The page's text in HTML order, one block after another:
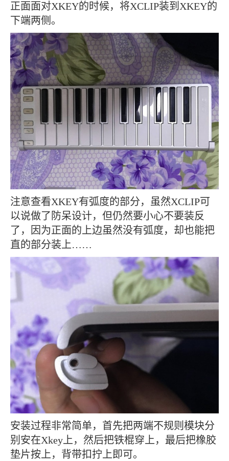
正面面对XKEY的时候，将XCLIP装到XKEY的
下端两侧。
注意查看XKEY有弧度的部分，虽然XCLIP可
以说做了防呆设计，但仍然要小心不要装反
了，因为正面的上边虽然没有弧度，却也能把
直的部分装上……
安装过程非常简单，首先把两端不规则模块分
别安在Xkey上，然后把铁棍穿上，最后把橡胶
垫片按上，背带扣拧上即可。